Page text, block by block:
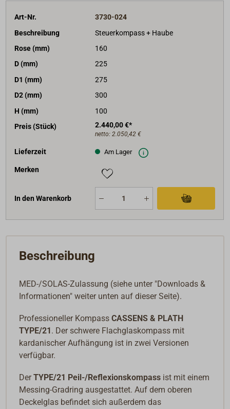
Art-Nr.
3730-024
Beschreibung
Steuerkompass + Haube
Rose (mm)
160
D (mm)
225
D1 (mm)
275
D2 (mm)
300
H (mm)
100
Preis (Stück)
2.440,00 €*
netto: 2.050,42 €
Lieferzeit Am Lager
Merken
In den Warenkorb
Beschreibung
MED-/SOLAS-Zulassung (siehe unter "Downloads &
Informationen" weiter unten auf dieser Seite).
Professioneller KompassCASSENS & PLATH
TYPE/21. Der schwere Flachglaskompass mit
kardanischer Aufhängung ist in zwei Versionen
verfügbar.
DerTYPE/21 Peil-/Reflexionskompass ist mit einem
Messing-Gradring ausgestattet. Auf dem oberen
Deckelglas befindet sich außerdem das